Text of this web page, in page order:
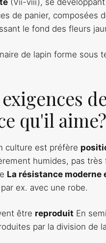
de panier, composées
le fond des fleurs
de lapin forme sous
qu'il aime?
culture est préfère
humides, pas
La résistance moderne
ex. avec une robe.
être reproduit En
par la division de